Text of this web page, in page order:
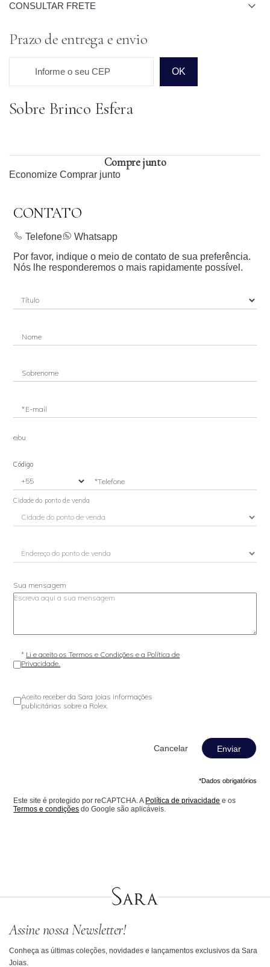
CONSULTAR FRETE
Prazo de entrega e envio
Informe o seu CEP OK
Prazo para o CEP
Sobre Brinco Esfera
Compre junto
Economize Comprar junto
CONTATO
Telefone
Whatsapp
Por favor, indique o meio de contato de sua preferência.
Nós lhe responderemos o mais rapidamente possível.
Nome
Sobrenome
*E-mail
e/ou
Código
*Telefone
Cidade do ponto de venda
Sua mensagem
* Li e aceito os Termos e Condições e a Política de
Privacidade.
Aceito receber da Sara Joias informações
publicitárias sobre a Rolex.
Enviar
*Dados obrigatórios
Este site é protegido por reCAPTCHA. A Política de privacidade e os
Termos e condições do Google são aplicáveis.
Assine nossa Newsletter!
Conheça as últimas coleções, novidades e lançamentos exclusivos da Sara
Joias.